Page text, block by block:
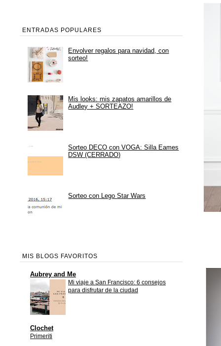
ENTRADAS POPULARES
Envolver regalos para navidad, con
sorteo!
Mis looks: mis zapatos amarillos de
Audley + SORTEAZO!
Sorteo DECO con VOGA: Silla Eames
DSW (CERRADO)
Sorteo con Lego Star Wars
MIS BLOGS FAVORITOS
Aubrey and Me
Mi viaje a San Francisco: 6 consejos
para disfrutar de la ciudad
Clochet
Primeriti